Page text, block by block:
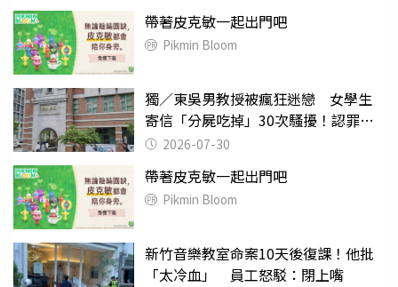
帶著皮克敏一起出門吧
Pikmin Bloom
獨／東吳男教授被瘋狂迷戀 女學生
寄信「分屍吃掉」30次騷擾！認罪免
關 2026-07-30
帶著皮克敏一起出門吧
Pikmin Bloom
新竹音樂教室命案10天後復課！他批
「太冷血」 員工怒駁：閉上嘴